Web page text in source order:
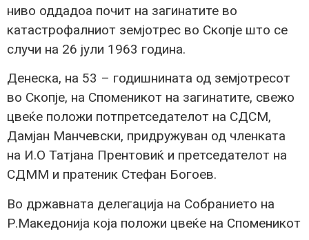
ниво оддадоа почит на загинатите во
катастрофалниот земјотрес во Скопје што се
случи на 26 јули 1963 година.
Денеска, на 53 – годишнината од земјотресот
во Скопје, на Споменикот на загинатите, свежо
цвеќе положи потпретседателот на СДСМ,
Дамјан Манчевски, придружуван од членката
на И.О Татјана Прентовиќ и претседателот на
СДММ и пратеник Стефан Богоев.
Во државната делегација на Собранието на
Р.Македонија која положи цвеќе на Споменикот